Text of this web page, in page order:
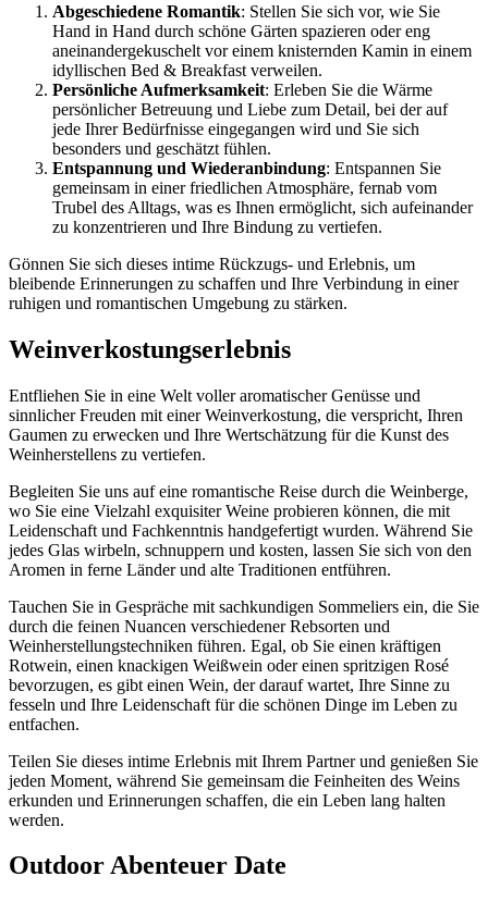
Abgeschiedene Romantik: Stellen Sie sich vor, wie Sie
Hand in Hand durch schöne Gärten spazieren oder eng
aneinandergekuschelt vor einem knisternden Kamin in einem
idyllischen Bed & Breakfast verweilen.
Persönliche Aufmerksamkeit: Erleben Sie die Wärme
persönlicher Betreuung und Liebe zum Detail, bei der auf
jede Ihrer Bedürfnisse eingegangen wird und Sie sich
besonders und geschätzt fühlen.
Entspannung und Wiederanbindung: Entspannen Sie
gemeinsam in einer friedlichen Atmosphäre, fernab vom
Trubel des Alltags, was es Ihnen ermöglicht, sich aufeinander
zu konzentrieren und Ihre Bindung zu vertiefen.
Gönnen Sie sich dieses intime Rückzugs- und Erlebnis, um
bleibende Erinnerungen zu schaffen und Ihre Verbindung in einer
ruhigen und romantischen Umgebung zu stärken.
Weinverkostungserlebnis
Entfliehen Sie in eine Welt voller aromatischer Genüsse und
sinnlicher Freuden mit einer Weinverkostung, die verspricht, Ihren
Gaumen zu erwecken und Ihre Wertschätzung für die Kunst des
Weinherstellens zu vertiefen.
Begleiten Sie uns auf eine romantische Reise durch die Weinberge,
wo Sie eine Vielzahl exquisiter Weine probieren können, die mit
Leidenschaft und Fachkenntnis handgefertigt wurden. Während Sie
jedes Glas wirbeln, schnuppern und kosten, lassen Sie sich von den
Aromen in ferne Länder und alte Traditionen entführen.
Tauchen Sie in Gespräche mit sachkundigen Sommeliers ein, die Sie
durch die feinen Nuancen verschiedener Rebsorten und
Weinherstellungstechniken führen. Egal, ob Sie einen kräftigen
Rotwein, einen knackigen Weißwein oder einen spritzigen Rosé
bevorzugen, es gibt einen Wein, der darauf wartet, Ihre Sinne zu
fesseln und Ihre Leidenschaft für die schönen Dinge im Leben zu
entfachen.
Teilen Sie dieses intime Erlebnis mit Ihrem Partner und genießen Sie
jeden Moment, während Sie gemeinsam die Feinheiten des Weins
erkunden und Erinnerungen schaffen, die ein Leben lang halten
werden.
Outdoor Abenteuer Date